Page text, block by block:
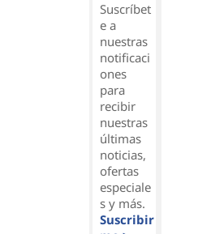
Suscríbet
e a
nuestras
notificaci
ones
para
recibir
nuestras
últimas
noticias,
ofertas
especiale
s y más.
Suscribir